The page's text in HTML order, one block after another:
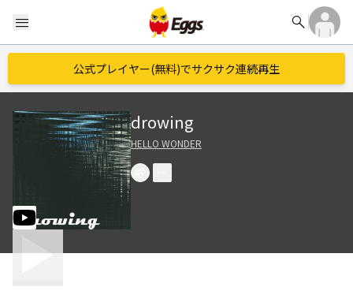
menu search
公式プレイヤー(無料)でサクサク連続再生
drowing
HELLO WONDER